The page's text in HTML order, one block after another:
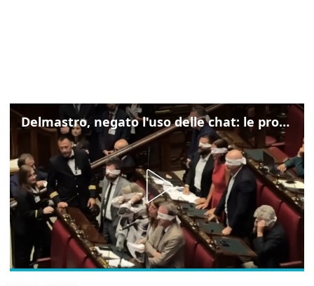
Delmastro, negato l'uso delle chat: le proteste di Avs e M5s